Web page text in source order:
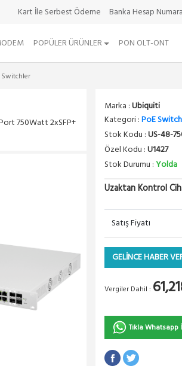
Kart İle Serbest Ödeme Banka Hesap
POPÜLER ÜRÜNLER PON OLT-ONT
Switchler
750Watt 2xSFP+
Marka :Ubiquiti
Kategori :PoE
Stok Kodu :US-48-
Özel Kodu :U1427
Stok Durumu :Yolda
Uzaktan Kontrol
Satış Fiyatı
GELİNCE HABER
Vergiler Dahil :
Tıkla Whatsapp